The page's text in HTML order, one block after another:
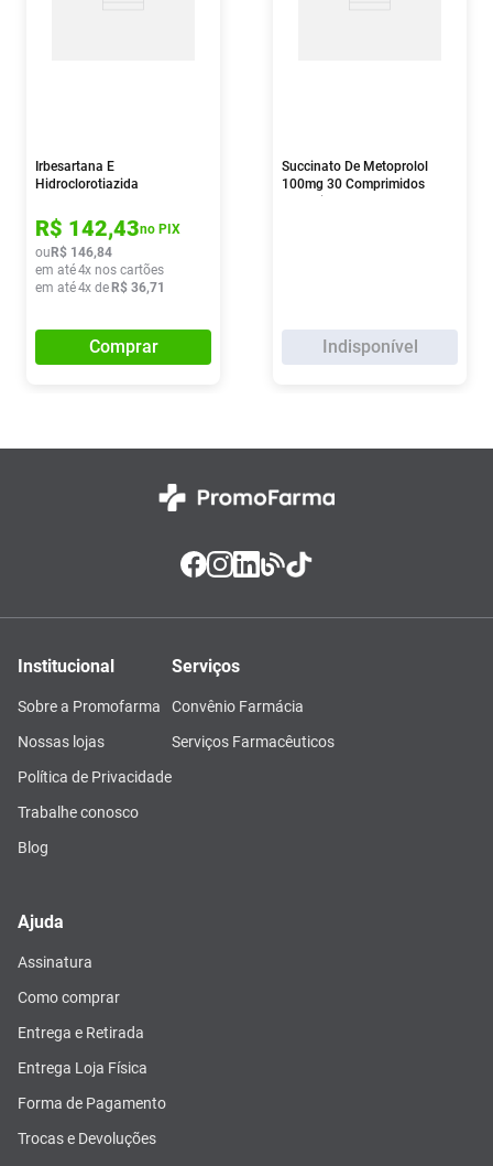
Irbesartana E
Hidroclorotiazida
Comprimidos Eurofarma
R$ 142,43no PIX
ou R$ 146,84
em até4x nos cartões
em até4x de R$ 36,71
Comprar
Succinato De Metoprolol
100mg 30 Comprimidos
Indisponível
Institucional
Sobre a Promofarma
Nossas lojas
Política de Privacidade
Trabalhe conosco
Blog
Serviços
Convênio Farmácia
Serviços Farmacêuticos
Ajuda
Assinatura
Como comprar
Entrega e Retirada
Entrega Loja Física
Forma de Pagamento
Trocas e Devoluções